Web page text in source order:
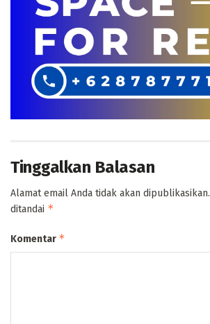
Tinggalkan Balasan
Alamat email Anda tidak akan dipublikasikan.
ditandai *
Komentar *